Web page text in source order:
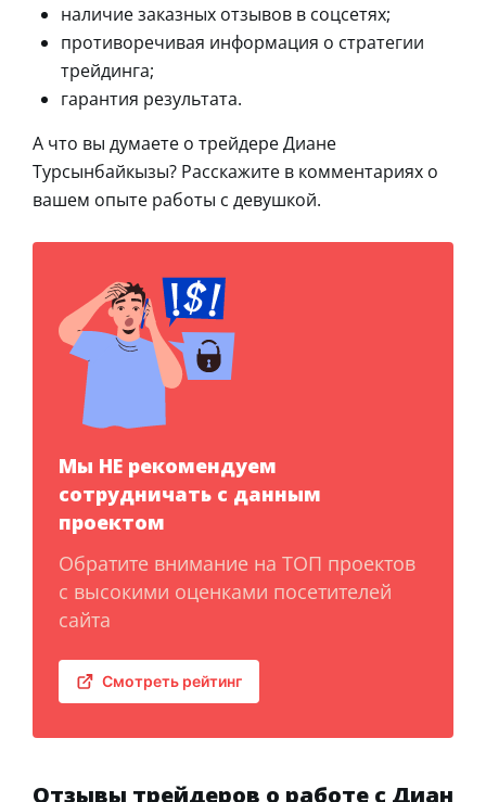
наличие заказных отзывов в соцсетях;
противоречивая информация о стратегии
трейдинга;
гарантия результата.
А что вы думаете о трейдере Диане
Турсынбайкызы? Расскажите в комментариях о
вашем опыте работы с девушкой.
Мы НЕ рекомендуем
сотрудничать с данным
проектом
Обратите внимание на ТОП проектов
с высокими оценками посетителей
сайта
Смотреть рейтинг
Отзывы трейдеров о работе с Диан